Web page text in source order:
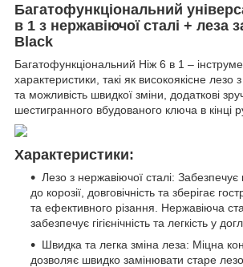
Багатофункціональний
в 1 з нержавіючої сталі + леза
Black
Багатофункціональний Ніж 6 в 1 –
характеристики, такі як високоякісне лезо
та можливість швидкої зміни, додаткові
шестигранного вбудованого ключа в кінці
Характеристики:
Лезо з нержавіючої сталі: Забезпечує
до корозії, довговічність та зберігає
та ефективного різання. Нержавіюча
забезпечує гігієнічність та легкість у
Швидка та легка зміна леза: Міцна
дозволяє швидко замінювати старе